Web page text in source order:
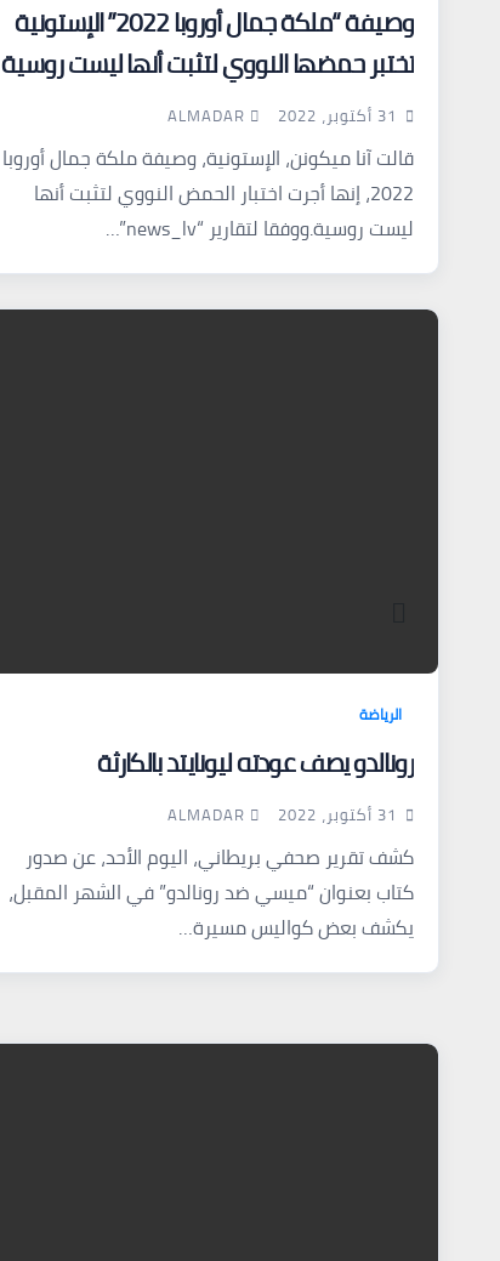
وصيفة “ملكة جمال أوروبا 2022” الإستونية
تختبر حمضها النووي لتثبت أنها ليست روسية
31 أكتوبر، 2022 ALMADAR
قالت آنا ميكونن، الإستونية، وصيفة ملكة جمال أوروبا
2022، إنها أجرت اختبار الحمض النووي لتثبت أنها
ليست روسية.ووفقا لتقارير “news_lv”…
الرياضة
رونالدو يصف عودته ليونايتد بالكارثة
31 أكتوبر، 2022 ALMADAR
كشف تقرير صحفي بريطاني، اليوم الأحد، عن صدور
كتاب بعنوان “ميسي ضد رونالدو” في الشهر المقبل،
يكشف بعض كواليس مسيرة…